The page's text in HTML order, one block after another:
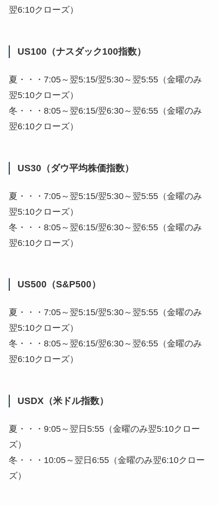
翌6:10クローズ）
US100（ナスダック100指数）
夏・・・7:05～翌5:15/翌5:30～翌5:55（金曜のみ
翌5:10クローズ）
冬・・・8:05～翌6:15/翌6:30～翌6:55（金曜のみ
翌6:10クローズ）
US30（ダウ平均株価指数）
夏・・・7:05～翌5:15/翌5:30～翌5:55（金曜のみ
翌5:10クローズ）
冬・・・8:05～翌6:15/翌6:30～翌6:55（金曜のみ
翌6:10クローズ）
US500（S&P500）
夏・・・7:05～翌5:15/翌5:30～翌5:55（金曜のみ
翌5:10クローズ）
冬・・・8:05～翌6:15/翌6:30～翌6:55（金曜のみ
翌6:10クローズ）
USDX（米ドル指数）
夏・・・9:05～翌日5:55（金曜のみ翌5:10クロー
ズ）
冬・・・10:05～翌日6:55（金曜のみ翌6:10クロー
ズ）